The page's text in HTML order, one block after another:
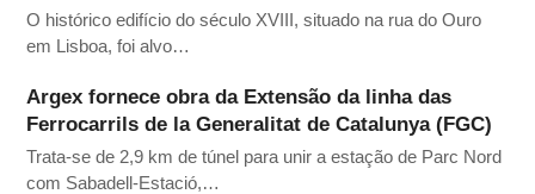
O histórico edifício do século XVIII, situado na rua do Ouro
em Lisboa, foi alvo…
Argex fornece obra da Extensão da linha das
Ferrocarrils de la Generalitat de Catalunya (FGC)
Trata-se de 2,9 km de túnel para unir a estação de Parc Nord
com Sabadell-Estació,…